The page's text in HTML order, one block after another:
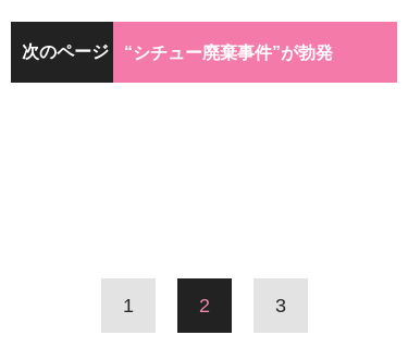
次のページ “シチュー廃棄事件”が勃発
1 2 3